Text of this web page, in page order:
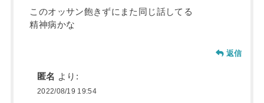
このオッサン飽きずにまた同じ話してる
精神病かな
返信
匿名 より:
2022/08/19 19:54